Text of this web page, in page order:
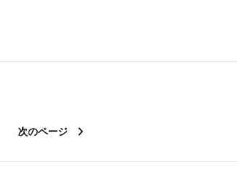
次のページ